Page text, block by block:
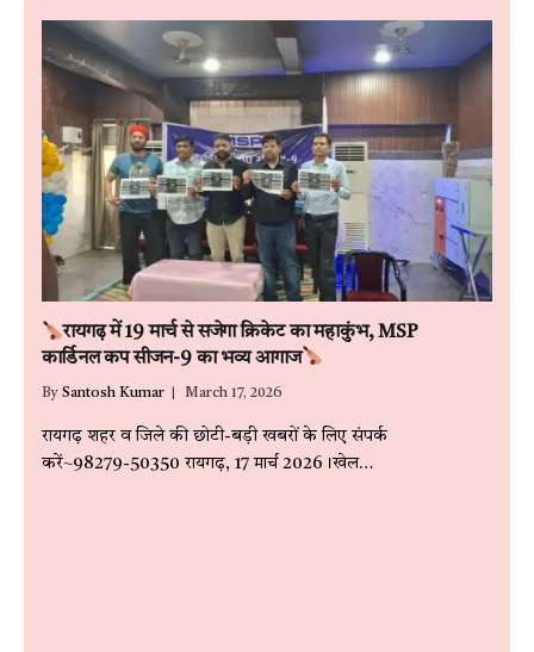
रायगढ़ में 19 मार्च से सजेगा क्रिकेट का महाकुंभ, MSP
कार्डिनल कप सीजन-9 का भव्य आगाज
By Santosh Kumar March 17, 2026
रायगढ़ शहर व जिले की छोटी-बड़ी खबरों के लिए संपर्क
करें~98279-50350 रायगढ़, 17 मार्च 2026।खेल…